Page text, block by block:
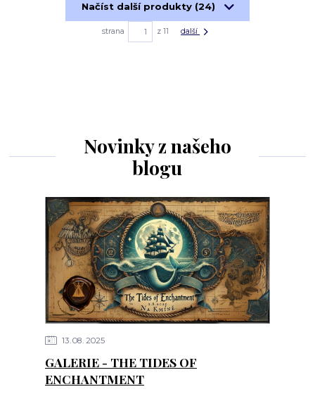
Načíst další produkty (24)
strana z 11 další
Novinky z našeho
blogu
13 08 2025
GALERIE - THE TIDES OF
ENCHANTMENT